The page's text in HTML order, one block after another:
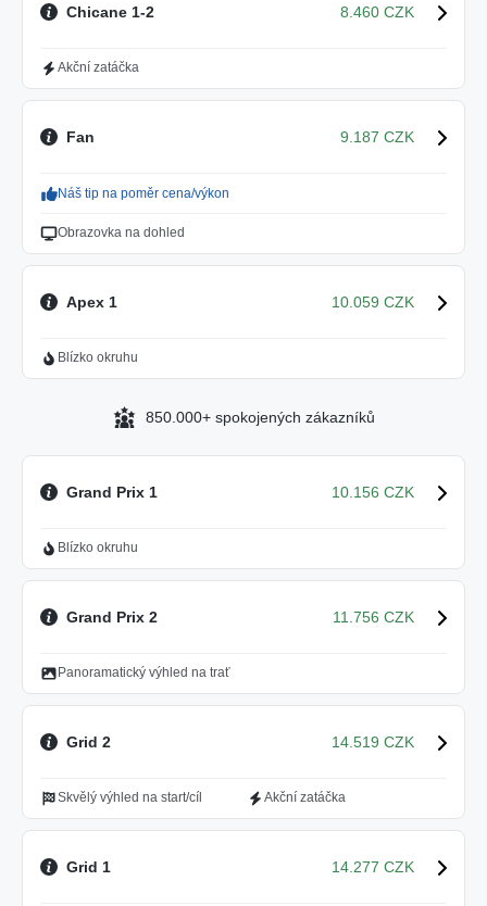
Chicane 1-2 8.460 CZK
Akční zatáčka
Fan 9.187 CZK
Náš tip na poměr cena/výkon
Obrazovka na dohled
Apex 1 10.059 CZK
Blízko okruhu
850.000+ spokojených zákazníků
Grand Prix 1 10.156 CZK
Blízko okruhu
Grand Prix 2 11.756 CZK
Panoramatický výhled na trať
Grid 2 14.519 CZK
Skvělý výhled na start/cíl Akční zatáčka
Grid 1 14.277 CZK